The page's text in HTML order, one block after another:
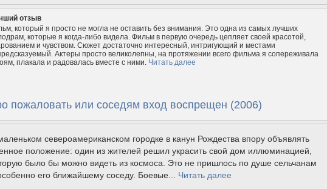
отзыв
который я просто не могла не оставить без внимания. Это одна из самых лучших
которые я когда-либо видела. Фильм в первую очередь цепляет своей красотой,
и чувством. Сюжет достаточно интересный, интригующий и местами
Актеры просто великолепны, на протяжении всего фильма я сопереживала
плакала и радовалась вместе с ними. Читать далее
пожаловать или соседям вход воспрещен (2006)
североамериканском городке в канун Рождества впору объявлять
положение: один из жителей решил украсить свой дом иллюминацией,
было бы можно видеть из космоса. Это не пришлось по душе сельчанам
его ближайшему соседу. Боевые... Читать далее